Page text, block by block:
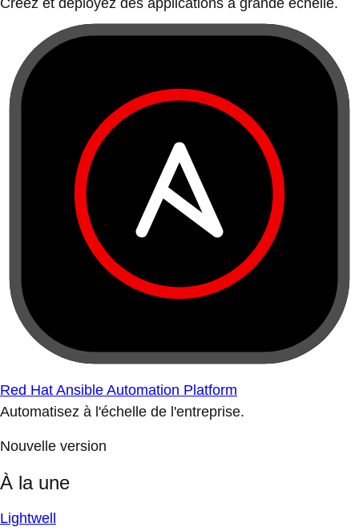
Créez et déployez des applications à grande échelle.
Red Hat Ansible Automation Platform
Automatisez à l'échelle de l'entreprise.
Nouvelle version
À la une
Lightwell